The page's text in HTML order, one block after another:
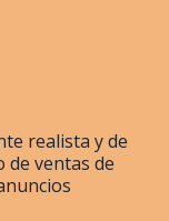
realista y de
ventas de